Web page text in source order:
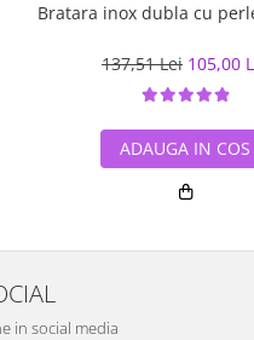
Bratara inox dubla cu
137,51 Lei 105,00
ADAUGA IN COS
in social media